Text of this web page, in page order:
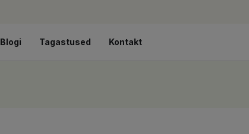
Blogi Tagastused Kontakt